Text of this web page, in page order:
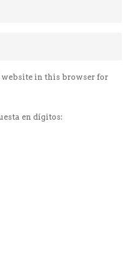
website in this browser for
en dígitos: